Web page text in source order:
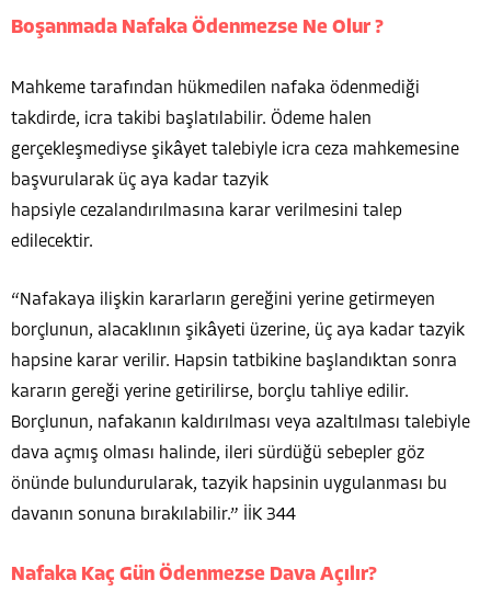
Boşanmada Nafaka Ödenmezse Ne Olur ?
Mahkeme tarafından hükmedilen nafaka ödenmediği
takdirde, icra takibi başlatılabilir. Ödeme halen
gerçekleşmediyse şikâyet talebiyle icra ceza mahkemesine
başvurularak üç aya kadar tazyik
hapsiyle cezalandırılmasına karar verilmesini talep
edilecektir.
“Nafakaya ilişkin kararların gereğini yerine getirmeyen
borçlunun, alacaklının şikâyeti üzerine, üç aya kadar tazyik
hapsine karar verilir. Hapsin tatbikine başlandıktan sonra
kararın gereği yerine getirilirse, borçlu tahliye edilir.
Borçlunun, nafakanın kaldırılması veya azaltılması talebiyle
dava açmış olması halinde, ileri sürdüğü sebepler göz
önünde bulundurularak, tazyik hapsinin uygulanması bu
davanın sonuna bırakılabilir.” İİK 344
Nafaka Kaç Gün Ödenmezse Dava Açılır?